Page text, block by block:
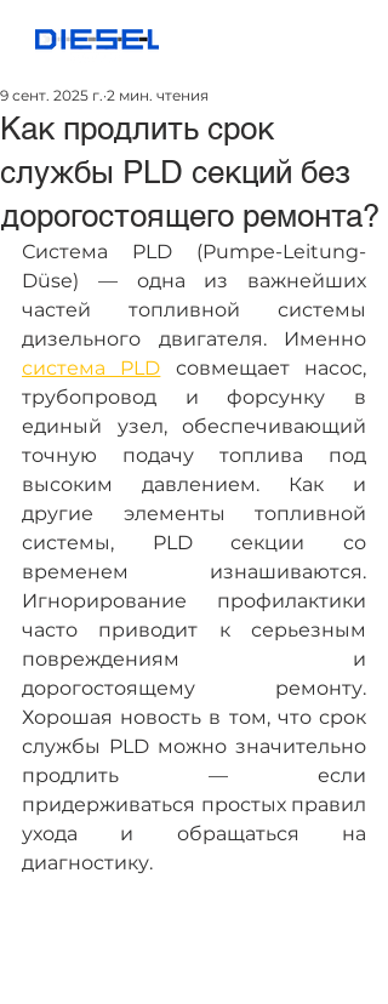
Как продлить срок
службы PLD секций без
дорогостоящего ремонта?
9 сент. 2025 г. 2 мин. чтения
Система PLD (Pumpe-Leitung-
Düse) — одна из важнейших
частей топливной системы
система PLD совмещает насос,
трубопровод и форсунку в
единый узел, обеспечивающий
точную подачу топлива под
высоким давлением. Как и
другие элементы топливной
системы, PLD секции со
временем изнашиваются.
Игнорирование профилактики
часто приводит к серьезным
повреждениям и
дорогостоящему ремонту.
Хорошая новость в том, что срок
службы PLD можно значительно
продлить — если
придерживаться простых правил
ухода и обращаться на
диагностику.